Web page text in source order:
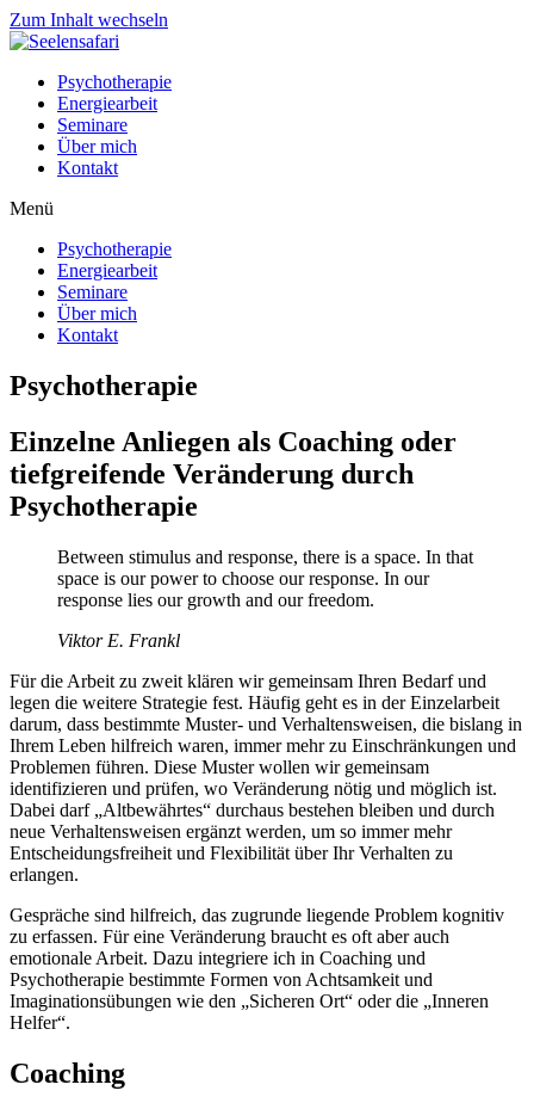
Zum Inhalt wechseln
Psychotherapie
Energiearbeit
Seminare
Über mich
Kontakt
Menü
Psychotherapie
Energiearbeit
Seminare
Über mich
Kontakt
Psychotherapie
Einzelne Anliegen als Coaching oder
tiefgreifende Veränderung durch
Psychotherapie
Between stimulus and response, there is a space. In that
space is our power to choose our response. In our
response lies our growth and our freedom.
Viktor E. Frankl
Für die Arbeit zu zweit klären wir gemeinsam Ihren Bedarf und
legen die weitere Strategie fest. Häufig geht es in der Einzelarbeit
darum, dass bestimmte Muster- und Verhaltensweisen, die bislang in
Ihrem Leben hilfreich waren, immer mehr zu Einschränkungen und
Problemen führen. Diese Muster wollen wir gemeinsam
identifizieren und prüfen, wo Veränderung nötig und möglich ist.
Dabei darf „Altbewährtes“ durchaus bestehen bleiben und durch
neue Verhaltensweisen ergänzt werden, um so immer mehr
Entscheidungsfreiheit und Flexibilität über Ihr Verhalten zu
erlangen.
Gespräche sind hilfreich, das zugrunde liegende Problem kognitiv
zu erfassen. Für eine Veränderung braucht es oft aber auch
emotionale Arbeit. Dazu integriere ich in Coaching und
Psychotherapie bestimmte Formen von Achtsamkeit und
Imaginationsübungen wie den „Sicheren Ort“ oder die „Inneren
Helfer“.
Coaching